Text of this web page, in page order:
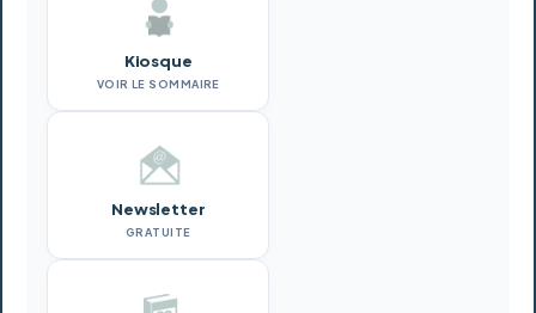
Kiosque
VOIR LE SOMMAIRE
Newsletter
GRATUITE